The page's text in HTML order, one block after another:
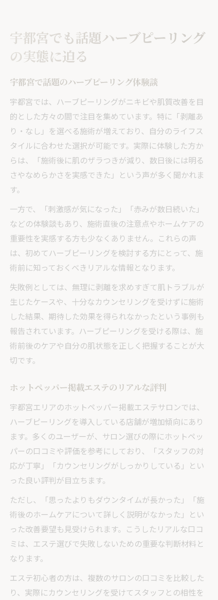
宇都宮でも話題ハーブピーリング
の実態に迫る
宇都宮で話題のハーブピーリング体験談
宇都宮では、ハーブピーリングがニキビや肌質改善を目
的とした方々の間で注目を集めています。特に「剥離あ
り・なし」を選べる施術が増えており、自分のライフス
タイルに合わせた選択が可能です。実際に体験した方か
らは、「施術後に肌のザラつきが減り、数日後には明る
さやなめらかさを実感できた」という声が多く聞かれま
す。
一方で、「刺激感が気になった」「赤みが数日続いた」
などの体験談もあり、施術直後の注意点やホームケアの
重要性を実感する方も少なくありません。これらの声
は、初めてハーブピーリングを検討する方にとって、施
術前に知っておくべきリアルな情報となります。
失敗例としては、無理に剥離を求めすぎて肌トラブルが
生じたケースや、十分なカウンセリングを受けずに施術
した結果、期待した効果を得られなかったという事例も
報告されています。ハーブピーリングを受ける際は、施
術前後のケアや自分の肌状態を正しく把握することが大
切です。
ホットペッパー掲載エステのリアルな評判
宇都宮エリアのホットペッパー掲載エステサロンでは、
ハーブピーリングを導入している店舗が増加傾向にあり
ます。多くのユーザーが、サロン選びの際にホットペッ
パーの口コミや評価を参考にしており、「スタッフの対
応が丁寧」「カウンセリングがしっかりしている」とい
った良い評判が目立ちます。
ただし、「思ったよりもダウンタイムが長かった」「施
術後のホームケアについて詳しく説明がなかった」とい
った改善要望も見受けられます。こうしたリアルな口コ
ミは、エステ選びで失敗しないための重要な判断材料と
なります。
エステ初心者の方は、複数のサロンの口コミを比較した
り、実際にカウンセリングを受けてスタッフとの相性を